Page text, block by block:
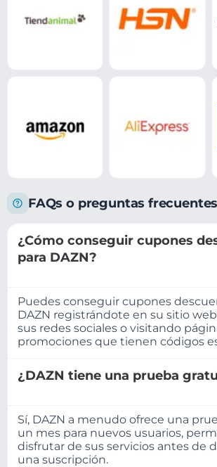
FAQs o preguntas
¿Cómo conseguir cupones
para DAZN?
Puedes conseguir cupones
DAZN registrándote en su sitio
sus redes sociales o visitando
promociones que tienen códigos
¿DAZN tiene una prueba
Sí, DAZN a menudo ofrece una
un mes para nuevos usuarios,
disfrutar de sus servicios antes de
una suscripción.